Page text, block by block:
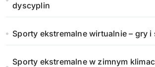
dyscyplin
Sporty ekstremalne wirtualnie – gry
Sporty ekstremalne w zimnym